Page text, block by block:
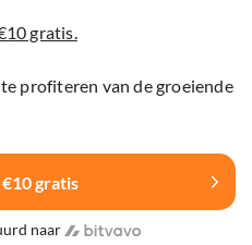
gratis.
profiteren van de groeiende
gratis
naar